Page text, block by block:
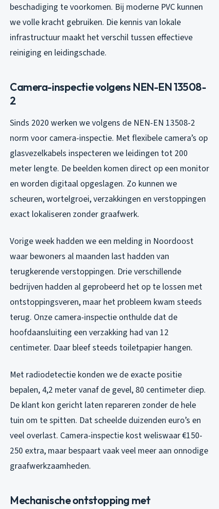
beschadiging te voorkomen. Bij moderne PVC kunnen
we volle kracht gebruiken. Die kennis van lokale
infrastructuur maakt het verschil tussen effectieve
reiniging en leidingschade.
Camera-inspectie volgens NEN-EN 13508-
2
Sinds 2020 werken we volgens de NEN-EN 13508-2
norm voor camera-inspectie. Met flexibele camera’s op
glasvezelkabels inspecteren we leidingen tot 200
meter lengte. De beelden komen direct op een monitor
en worden digitaal opgeslagen. Zo kunnen we
scheuren, wortelgroei, verzakkingen en verstoppingen
exact lokaliseren zonder graafwerk.
Vorige week hadden we een melding in Noordoost
waar bewoners al maanden last hadden van
terugkerende verstoppingen. Drie verschillende
bedrijven hadden al geprobeerd het op te lossen met
ontstoppingsveren, maar het probleem kwam steeds
terug. Onze camera-inspectie onthulde dat de
hoofdaansluiting een verzakking had van 12
centimeter. Daar bleef steeds toiletpapier hangen.
Met radiodetectie konden we de exacte positie
bepalen, 4,2 meter vanaf de gevel, 80 centimeter diep.
De klant kon gericht laten repareren zonder de hele
tuin om te spitten. Dat scheelde duizenden euro’s en
veel overlast. Camera-inspectie kost weliswaar €150-
250 extra, maar bespaart vaak veel meer aan onnodige
graafwerkzaamheden.
Mechanische ontstopping met